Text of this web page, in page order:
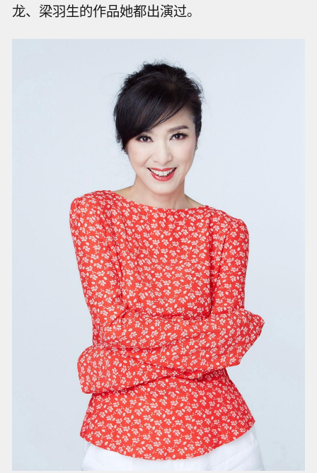
龙、梁羽生的作品她都出演过。